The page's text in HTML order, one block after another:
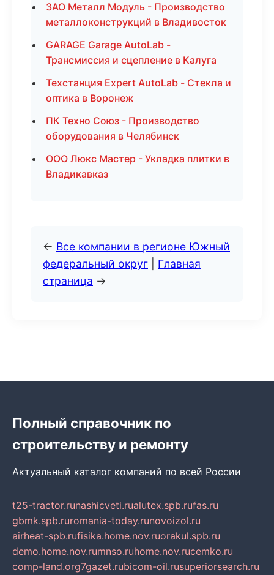
ЗАО Металл Модуль - Производство
металлоконструкций в Владивосток
GARAGE Garage AutoLab -
Трансмиссия и сцепление в Калуга
Техстанция Expert AutoLab - Стекла и
оптика в Воронеж
ПК Техно Союз - Производство
оборудования в Челябинск
ООО Люкс Мастер - Укладка плитки в
Владикавказ
← Все компании в регионе Южный
федеральный округ
Главная
страница →
Полный справочник по
строительству и ремонту
Актуальный каталог компаний по всей России
t25-tractor.runashicveti.rualutex.spb.rufas.ru
gbmk.spb.ruromania-today.runovoizol.ru
airheat-spb.rufisika.home.nov.ruorakul.spb.ru
demo.home.nov.rumnso.ruhome.nov.rucemko.ru
comp-land.org7gazet.rubicom-oil.rusuperiorsearch.ru